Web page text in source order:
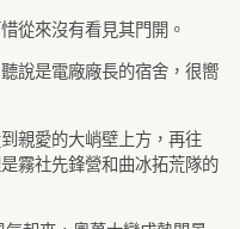
從來沒有看見其門開。
說是電廠廠長的宿舍，很嚮
親愛的大峭壁上方，再往
霧社先鋒營和曲冰拓荒隊的